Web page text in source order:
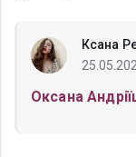
Ксана
Оксана